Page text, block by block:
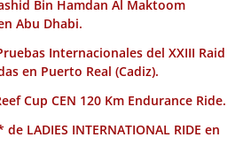
Bin Hamdan Al Maktoom
Abu Dhabi.
Internacionales del XXIII Raid
en Puerto Real (Cadiz).
Cup CEN 120 Km Endurance Ride.
LADIES INTERNATIONAL RIDE en